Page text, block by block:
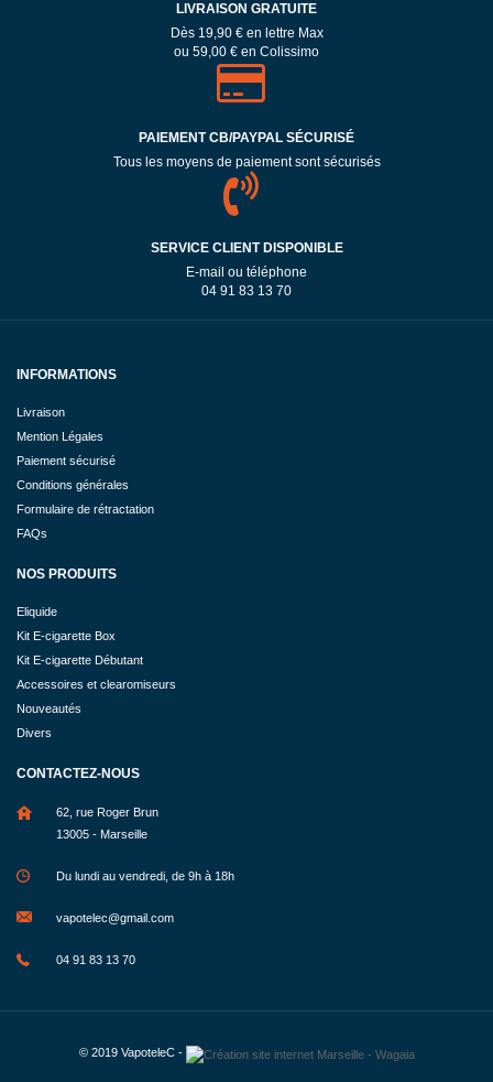
LIVRAISON GRATUITE
Dès 19,90 € en lettre Max
ou 59,00 € en Colissimo
PAIEMENT CB/PAYPAL SÉCURISÉ
Tous les moyens de paiement sont sécurisés
SERVICE CLIENT DISPONIBLE
E-mail ou téléphone
04 91 83 13 70
INFORMATIONS
Livraison
Mention Légales
Paiement sécurisé
Conditions générales
Formulaire de rétractation
FAQs
NOS PRODUITS
Eliquide
Kit E-cigarette Box
Kit E-cigarette Débutant
Accessoires et clearomiseurs
Nouveautés
Divers
CONTACTEZ-NOUS
62, rue Roger Brun
13005 - Marseille
Du lundi au vendredi, de 9h à 18h
vapotelec@gmail.com
04 91 83 13 70
© 2019 VapoteleC-